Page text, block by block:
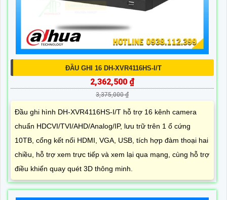
ĐẦU GHI 16 DH-XVR4116HS-I/T
2,362,500 ₫
3,375,000 ₫
Đầu ghi hình DH-XVR4116HS-I/T hỗ trợ 16 kênh camera
chuẩn HDCVI/TVI/AHD/Analog/IP, lưu trữ trên 1 ổ cứng
10TB, cổng kết nối HDMI, VGA, USB, tích hợp đàm thoại hai
chiều, hỗ trợ xem trực tiếp và xem lại qua mạng, cùng hỗ trợ
điều khiển quay quét 3D thông minh.